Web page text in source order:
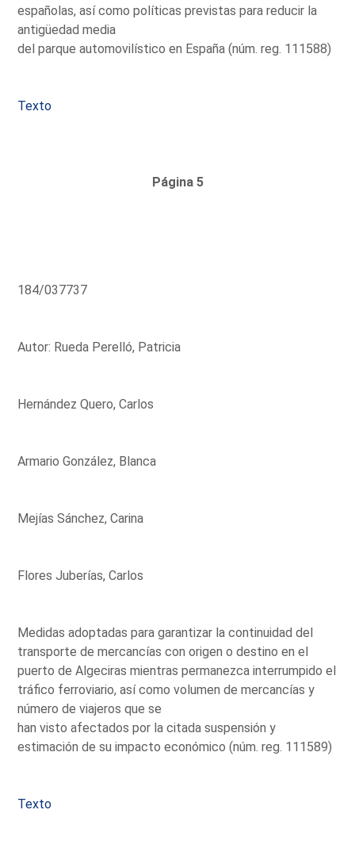
españolas, así como políticas previstas para reducir la
antigüedad media
del parque automovilístico en España (núm. reg. 111588)
Texto
Página 5
184/037737
Autor: Rueda Perelló, Patricia
Hernández Quero, Carlos
Armario González, Blanca
Mejías Sánchez, Carina
Flores Juberías, Carlos
Medidas adoptadas para garantizar la continuidad del
transporte de mercancías con origen o destino en el
puerto de Algeciras mientras permanezca interrumpido el
tráfico ferroviario, así como volumen de mercancías y
número de viajeros que se
han visto afectados por la citada suspensión y
estimación de su impacto económico (núm. reg. 111589)
Texto